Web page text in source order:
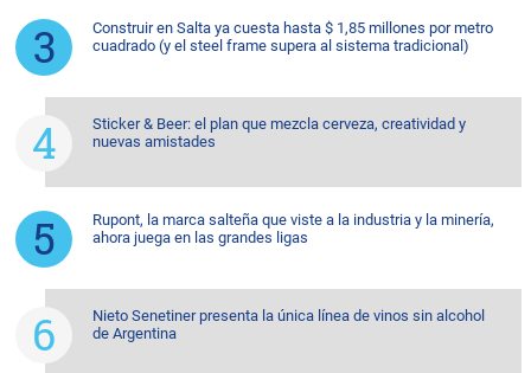
Construir en Salta ya cuesta hasta $ 1,85 millones por metro
cuadrado (y el steel frame supera al sistema tradicional)
Sticker & Beer: el plan que mezcla cerveza, creatividad y
nuevas amistades
Rupont, la marca salteña que viste a la industria y la minería,
ahora juega en las grandes ligas
Nieto Senetiner presenta la única línea de vinos sin alcohol
de Argentina